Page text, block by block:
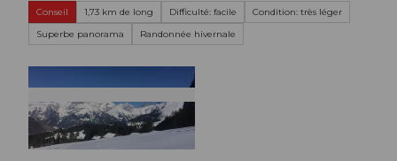
Conseil 1,73 km de long Difficulté: facile
Condition: très léger
Superbe panorama
Randonnée hivernale